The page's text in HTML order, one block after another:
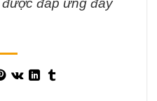
đáp ứng đầy